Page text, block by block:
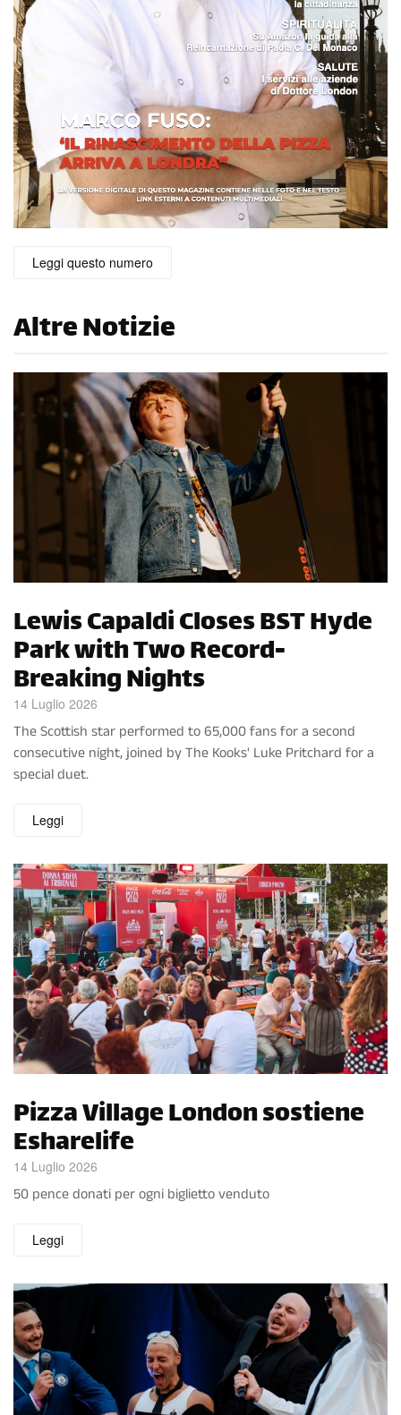
Leggi questo numero
Altre Notizie
Lewis Capaldi Closes BST Hyde
Park with Two Record-
Breaking Nights
14 Luglio 2026
The Scottish star performed to 65,000 fans for a second
consecutive night, joined by The Kooks' Luke Pritchard for a
special duet.
Leggi
Pizza Village London sostiene
Esharelife
14 Luglio 2026
50 pence donati per ogni biglietto venduto
Leggi